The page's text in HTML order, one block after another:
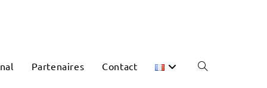
Partenaires Contact